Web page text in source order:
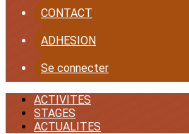
CONTACT
ADHESION
Se connecter
ACTIVITES
STAGES
ACTUALITES